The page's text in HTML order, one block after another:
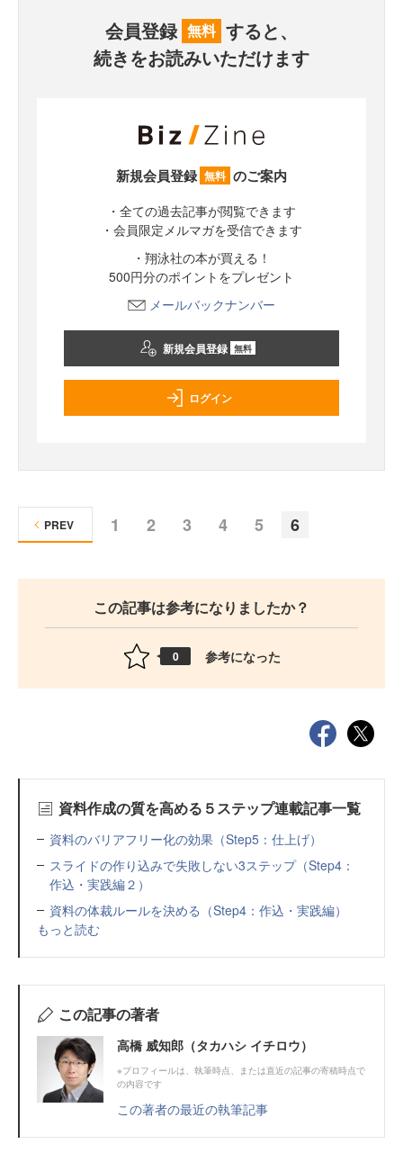
会員登録 無料 すると、
続きをお読みいただけます
新規会員登録 無料 のご案内
・全ての過去記事が閲覧できます
・会員限定メルマガを受信できます
・翔泳社の本が買える！
500円分のポイントをプレゼント
メールバックナンバー
新規会員登録 無料
ログイン
1 2 3 4 5 6
PREV
この記事は参考になりましたか？
0 参考になった
資料作成の質を高める５ステップ連載記事一覧
資料のバリアフリー化の効果（Step5：仕上げ）
スライドの作り込みで失敗しない3ステップ（Step4：
作込・実践編２）
資料の体裁ルールを決める（Step4：作込・実践編）
もっと読む
この記事の著者
高橋 威知郎（タカハシ イチロウ）
※プロフィールは、執筆時点、または直近の記事の寄稿時点で
の内容です
この著者の最近の執筆記事